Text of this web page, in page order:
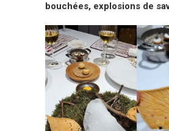
bouchées, explosions de